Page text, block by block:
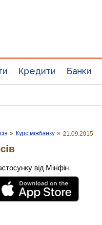
Кредити Банки
» Курс міжбанку » 21.09.2015
від Мінфін